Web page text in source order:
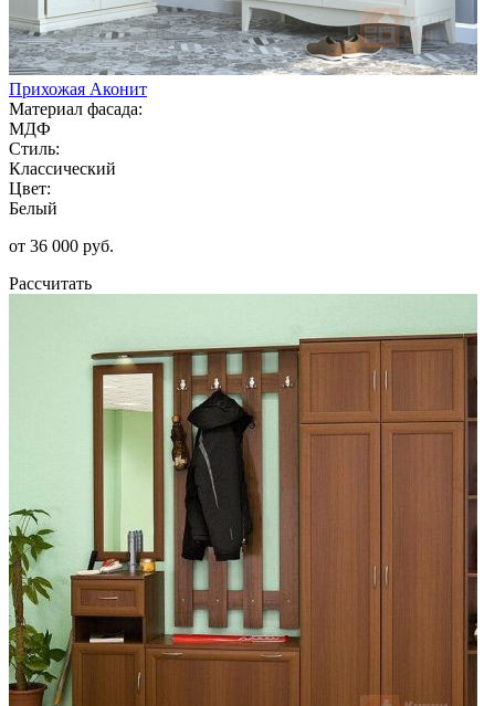
Прихожая Аконит
Материал фасада:
МДФ
Стиль:
Классический
Цвет:
Белый
от 36 000 руб.
Рассчитать